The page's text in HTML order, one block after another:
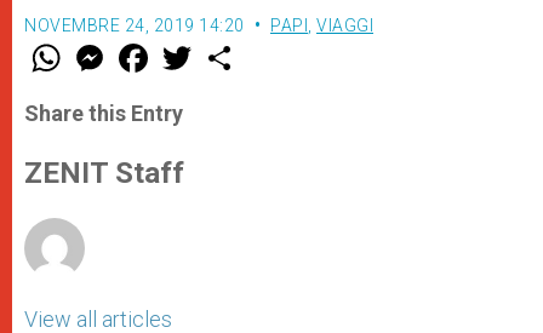
NOVEMBRE 24, 2019 14:20 PAPI VIAGGI
W
t
s
p
p
M
e
s
e
g
e
F
a
e
b
o
k
w
Share this Entry
ZENIT Staff
View all articles